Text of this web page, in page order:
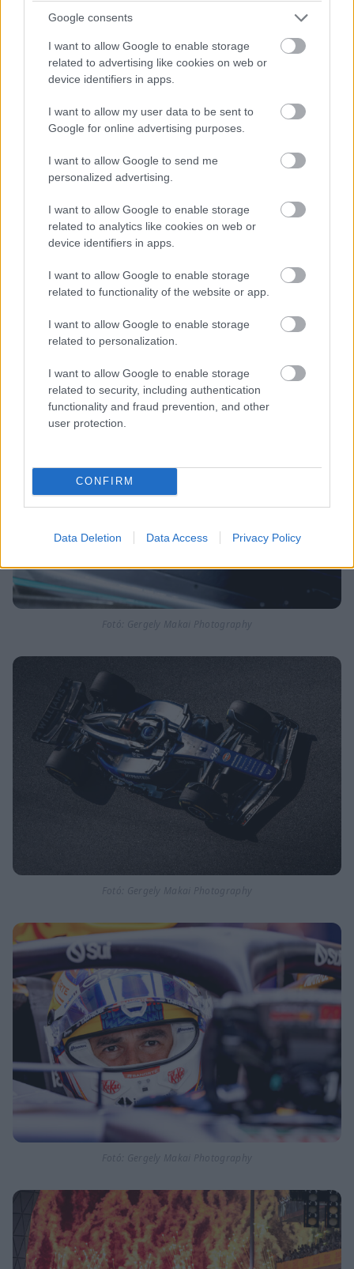
Google consents
I want to allow Google to enable storage
related to advertising like cookies on web or
device identifiers in apps.
I want to allow my user data to be sent to
Google for online advertising purposes.
I want to allow Google to send me
personalized advertising.
I want to allow Google to enable storage
related to analytics like cookies on web or
device identifiers in apps.
I want to allow Google to enable storage
related to functionality of the website or app.
I want to allow Google to enable storage
related to personalization.
I want to allow Google to enable storage
related to security, including authentication
functionality and fraud prevention, and other
user protection.
CONFIRM
Data Deletion Data Access Privacy Policy
Fotó: Gergely Makai Photography